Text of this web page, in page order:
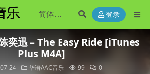
登录
奕迅 – The Easy Ride [iTunes
Plus M4A]
24 华语AAC音乐 99 0